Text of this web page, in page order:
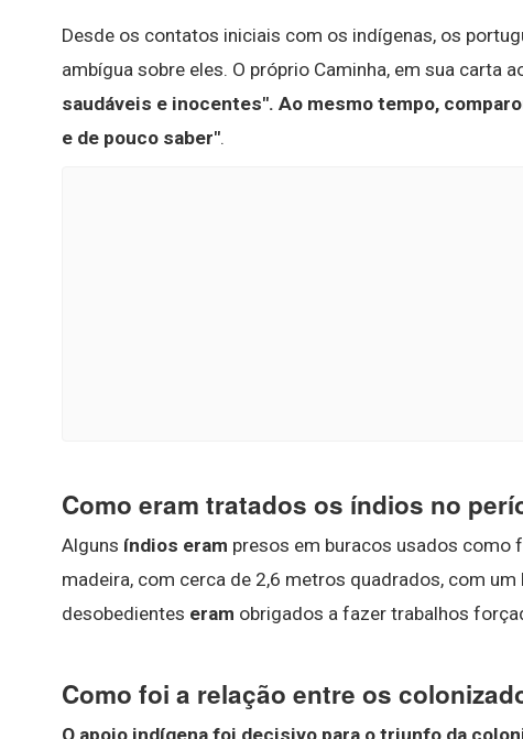
Desde os contatos iniciais com os indígenas, os
ambígua sobre eles. O próprio Caminha, em sua carta
saudáveis e inocentes". Ao mesmo tempo,
e de pouco saber".
Como eram tratados os índios no
Alguns índios eram presos em buracos usados como
madeira, com cerca de 2,6 metros quadrados, com
desobedientes eram obrigados a fazer trabalhos
Como foi a relação entre os
O apoio indígena foi decisivo para o triunfo da